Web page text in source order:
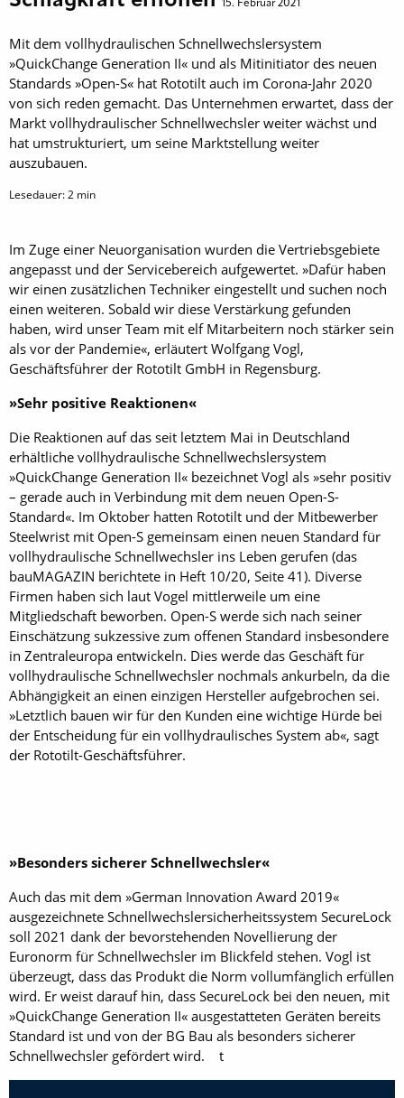
15. Februar 2021
Mit dem vollhydraulischen Schnellwechslersystem
»QuickChange Generation II« und als Mitinitiator des neuen
Standards »Open-S« hat Rototilt auch im Corona-Jahr 2020
von sich reden gemacht. Das Unternehmen erwartet, dass der
Markt vollhydraulischer Schnellwechsler weiter wächst und
hat umstrukturiert, um seine Marktstellung weiter
auszubauen.
Lesedauer:2 min
Im Zuge einer Neuorganisation wurden die Vertriebsgebiete
angepasst und der Servicebereich aufgewertet. »Dafür haben
wir einen zusätzlichen Techniker eingestellt und suchen noch
einen weiteren. Sobald wir diese Verstärkung gefunden
haben, wird unser Team mit elf Mitarbeitern noch stärker sein
als vor der Pandemie«, erläutert Wolfgang Vogl,
Geschäftsführer der Rototilt GmbH in Regensburg.
»Sehr positive Reaktionen«
Die Reaktionen auf das seit letztem Mai in Deutschland
erhältliche vollhydraulische Schnellwechslersystem
»QuickChange Generation II« bezeichnet Vogl als »sehr positiv
– gerade auch in Verbindung mit dem neuen Open-S-
Standard«. Im Oktober hatten Rototilt und der Mitbewerber
Steelwrist mit Open-S gemeinsam einen neuen Standard für
vollhydraulische Schnellwechsler ins Leben gerufen (das
bauMAGAZIN berichtete in Heft 10/20, Seite 41). Diverse
Firmen haben sich laut Vogel mittlerweile um eine
Mitgliedschaft beworben. Open-S werde sich nach seiner
Einschätzung sukzessive zum offenen Standard insbesondere
in Zentraleuropa entwickeln. Dies werde das Geschäft für
vollhydraulische Schnellwechsler nochmals ankurbeln, da die
Abhängigkeit an einen einzigen Hersteller aufgebrochen sei.
»Letztlich bauen wir für den Kunden eine wichtige Hürde bei
der Entscheidung für ein vollhydraulisches System ab«, sagt
der Rototilt-Geschäftsführer.
»Besonders sicherer Schnellwechsler«
Auch das mit dem »German Innovation Award 2019«
ausgezeichnete Schnellwechslersicherheitssystem Secure­Lock
soll 2021 dank der bevorstehenden Novellierung der
Euronorm für Schnellwechsler im Blickfeld stehen. Vogl ist
überzeugt, dass das Produkt die Norm vollumfänglich erfüllen
wird. Er weist darauf hin, dass Secure­Lock bei den neuen, mit
»QuickChange Generation II« ausgestatteten Geräten bereits
Standard ist und von der BG Bau als besonders sicherer
Schnellwechsler gefördert wird. t